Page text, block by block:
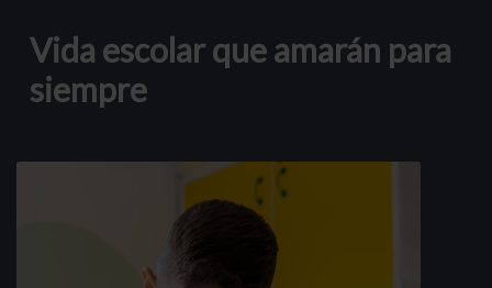
Vida escolar que amarán para
siempre